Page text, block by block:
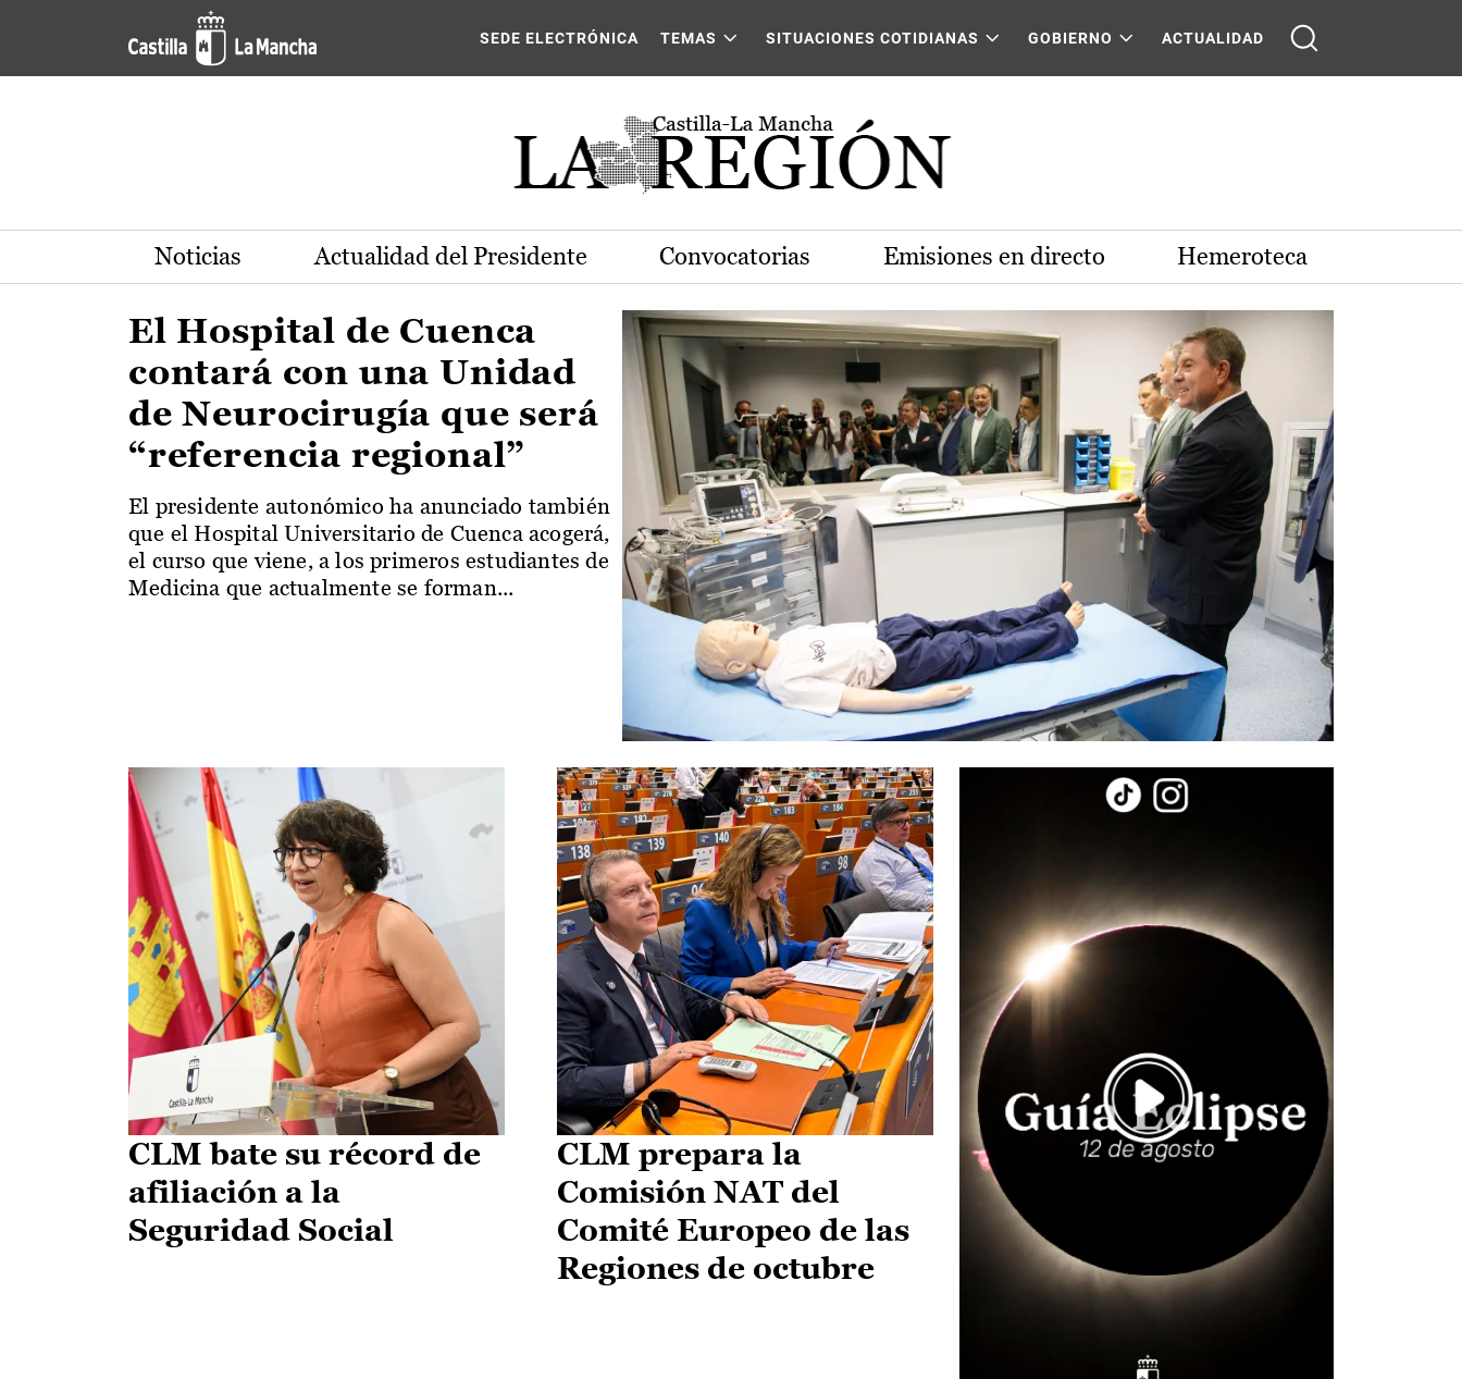
Pasar al contenido principal
Actualidad de la región de Castilla-La Mancha
SEDE ELECTRÓNICA TEMAS SITUACIONES COTIDIANAS GOBIERNO ACTUALIDAD
Noticias Actualidad del Presidente Convocatorias Emisiones en directo Hemeroteca
El Hospital de Cuenca
contará con una Unidad
de Neurocirugía que será
“referencia regional”
El presidente autonómico ha anunciado también
que el Hospital Universitario de Cuenca acogerá,
el curso que viene, a los primeros estudiantes de
Medicina que actualmente se forman...
CLM bate su récord de
afiliación a la
Seguridad Social
CLM prepara la
Comisión NAT del
Comité Europeo de las
Regiones de octubre